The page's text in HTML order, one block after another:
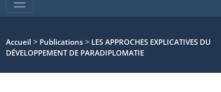
Accueil > Publications > LES APPROCHES EXPLICATIVES DU
DÉVELOPPEMENT DE PARADIPLOMATIE